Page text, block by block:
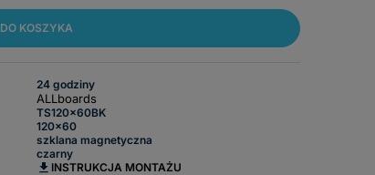
DO KOSZYKA
24 godziny
ALLboards
TS120x60BK
120x60
szklana magnetyczna
czarny
INSTRUKCJA MONTAŻU